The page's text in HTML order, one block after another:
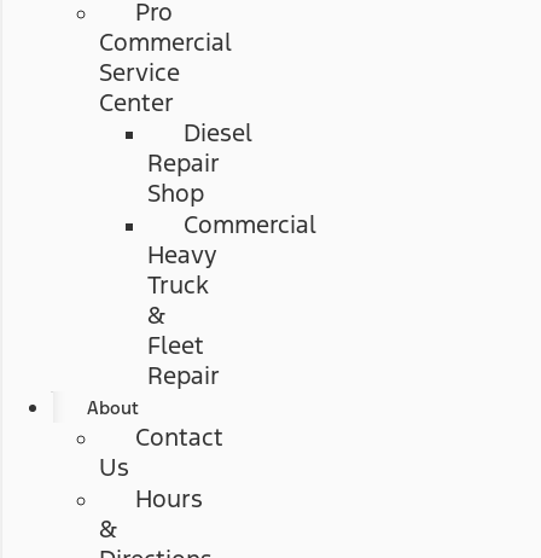
Pro
Commercial
Service
Center
Diesel
Repair
Shop
Commercial
Heavy
Truck
&
Fleet
Repair
About
Contact
Us
Hours
&